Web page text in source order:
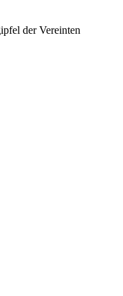
der Vereinten